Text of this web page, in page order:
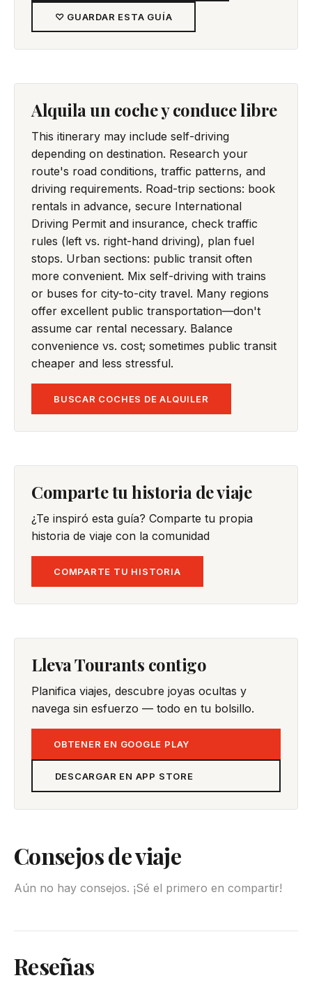
♡ GUARDAR ESTA GUÍA
Alquila un coche y conduce libre
This itinerary may include self-driving
depending on destination. Research your
route's road conditions, traffic patterns, and
driving requirements. Road-trip sections: book
rentals in advance, secure International
Driving Permit and insurance, check traffic
rules (left vs. right-hand driving), plan fuel
stops. Urban sections: public transit often
more convenient. Mix self-driving with trains
or buses for city-to-city travel. Many regions
offer excellent public transportation—don't
assume car rental necessary. Balance
convenience vs. cost; sometimes public transit
cheaper and less stressful.
BUSCAR COCHES DE ALQUILER
Comparte tu historia de viaje
¿Te inspiró esta guía? Comparte tu propia
historia de viaje con la comunidad
COMPARTE TU HISTORIA
Lleva Tourants contigo
Planifica viajes, descubre joyas ocultas y
navega sin esfuerzo — todo en tu bolsillo.
OBTENER EN GOOGLE PLAY
DESCARGAR EN APP STORE
Consejos de viaje
Aún no hay consejos. ¡Sé el primero en compartir!
Reseñas